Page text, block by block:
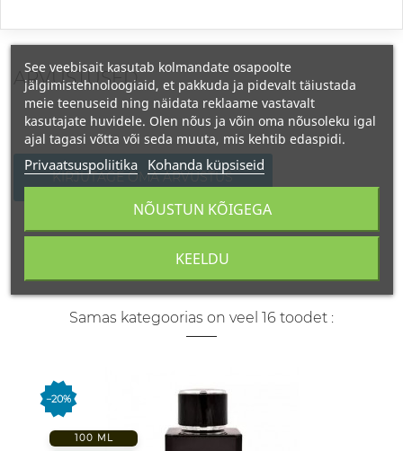
ARVUSTUSED
KIRJUTAGE OMA ARVUSTUS
Samas kategoorias on veel 16 toodet :
−20%
100 ML
See veebisait kasutab kolmandate osapoolte
jälgimistehnoloogiaid, et pakkuda ja pidevalt täiustada
meie teenuseid ning näidata reklaame vastavalt
kasutajate huvidele. Olen nõus ja võin oma nõusoleku igal
ajal tagasi võtta või seda muuta, mis kehtib edaspidi.
Privaatsuspoliitika Kohanda küpsiseid
KEELDU
NÕUSTUN KÕIGEGA